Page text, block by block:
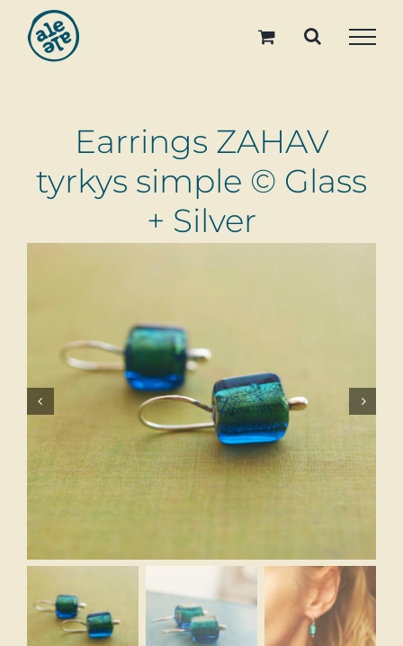
content
Earrings ZAHAV
tyrkys simple © Glass
+ Silver
 